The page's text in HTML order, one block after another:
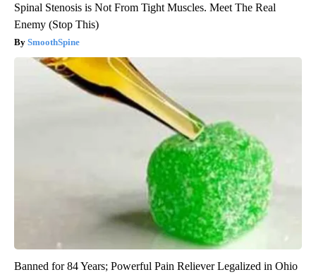
Spinal Stenosis is Not From Tight Muscles. Meet The Real
Enemy (Stop This)
SmoothSpine
Banned for 84 Years; Powerful Pain Reliever Legalized in Ohio